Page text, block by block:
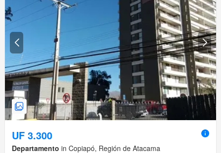
UF 3.300
Departamento in Copiapó, Región de Atacama